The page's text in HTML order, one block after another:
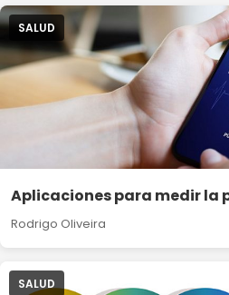
SALUD
Aplicaciones para medir la
Rodrigo Oliveira
SALUD